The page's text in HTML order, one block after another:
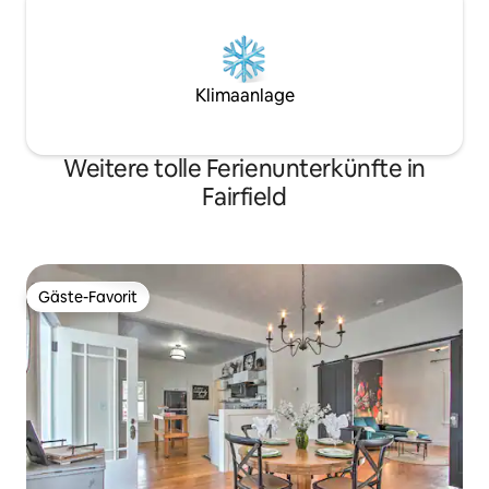
Klimaanlage
Weitere tolle Ferienunterkünfte in
Fairfield
Gäste-Favorit
Gäste-Favorit